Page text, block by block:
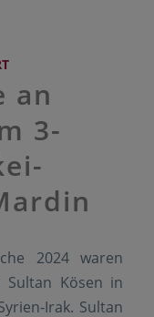
an
3-
2024 waren
Sultan Kösen in
Irak. Sultan